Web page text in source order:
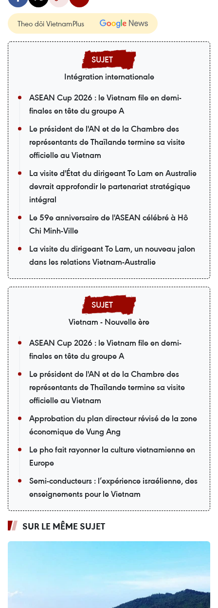
Theo dõi VietnamPlus
Intégration internationale
ASEAN Cup 2026 : le Vietnam file en demi-
finales en tête du groupe A
Le président de l'AN et de la Chambre des
représentants de Thaïlande termine sa visite
officielle au Vietnam
La visite d'État du dirigeant To Lam en Australie
devrait approfondir le partenariat stratégique
intégral
Le 59e anniversaire de l'ASEAN célébré à Hô
Chi Minh-Ville
La visite du dirigeant To Lam, un nouveau jalon
dans les relations Vietnam-Australie
Vietnam - Nouvelle ère
ASEAN Cup 2026 : le Vietnam file en demi-
finales en tête du groupe A
Le président de l'AN et de la Chambre des
représentants de Thaïlande termine sa visite
officielle au Vietnam
Approbation du plan directeur révisé de la zone
économique de Vung Ang
Le pho fait rayonner la culture vietnamienne en
Europe
Semi-conducteurs : l’expérience israélienne, des
enseignements pour le Vietnam
SUR LE MÊME SUJET